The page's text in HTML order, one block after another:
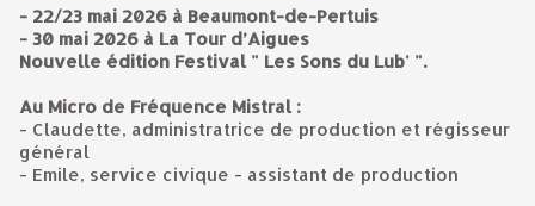
- 22/23 mai 2026 à Beaumont-de-Pertuis
- 30 mai 2026 à La Tour d’Aigues
Nouvelle édition Festival " Les Sons du Lub' ".
Au Micro de Fréquence Mistral :
- Claudette, administratrice de production et régisseur
général
- Emile, service civique - assistant de production